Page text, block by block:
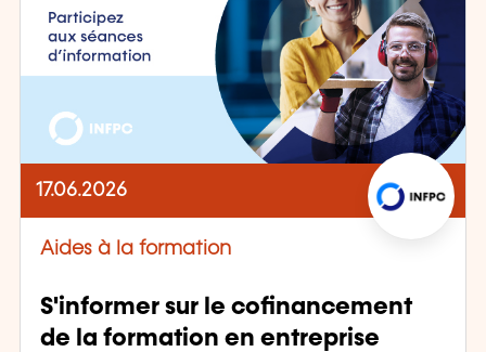
17.06.2026
Aides à la formation
S'informer sur le cofinancement
de la formation en entreprise